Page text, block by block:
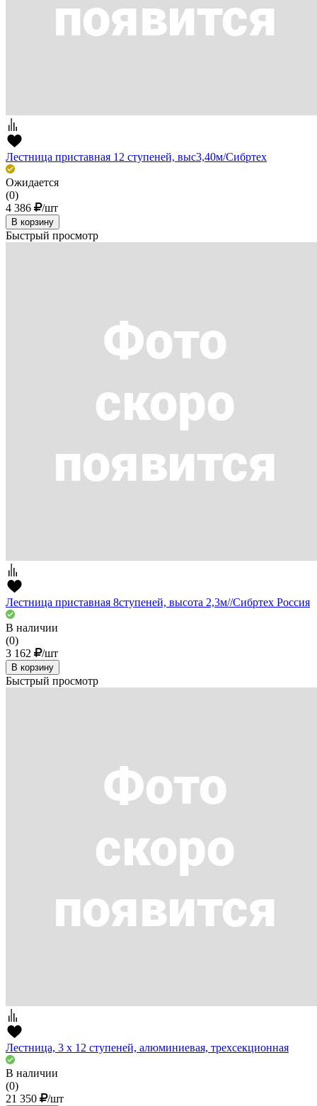
Лестница приставная 12 ступеней, выс3,40м/Сибртех
Ожидается
(0)
4 386
/шт
В корзину
Быстрый просмотр
Лестница приставная 8ступеней, высота 2,3м//Сибртех Россия
В наличии
(0)
3 162
/шт
В корзину
Быстрый просмотр
Лестница, 3 х 12 ступеней, алюминиевая, трехсекционная
В наличии
(0)
21 350
/шт